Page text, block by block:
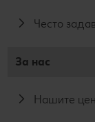
Често
За нас
Нашите